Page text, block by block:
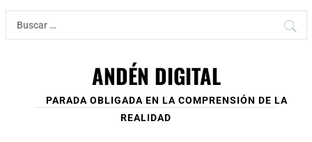
Ir
contenido
Buscar:
ANDÉN DIGITAL
PARADA OBLIGADA EN LA COMPRENSIÓN DE LA
REALIDAD